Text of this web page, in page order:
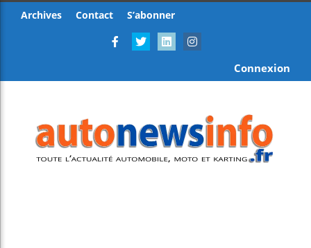
Archives Contact S’abonner
Connexion